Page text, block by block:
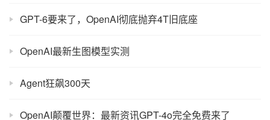
GPT-6要来了，OpenAI彻底抛弃4T旧底座
OpenAI最新生图模型实测
Agent狂飙300天
OpenAI颠覆世界：最新资讯GPT-4o完全免费来了